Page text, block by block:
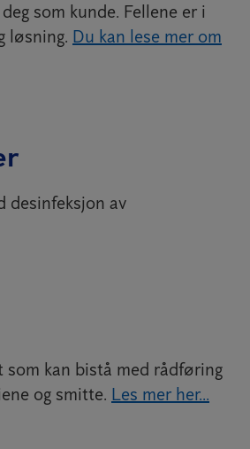
som kunde. Fellene er i
løsning. Du kan lese mer om
desinfeksjon av
kan bistå med rådføring
og smitte. Les mer her...